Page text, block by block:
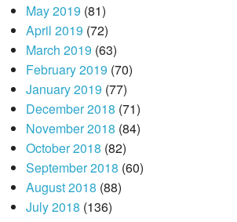
May 2019 (81)
April 2019 (72)
March 2019 (63)
February 2019 (70)
January 2019 (77)
December 2018 (71)
November 2018 (84)
October 2018 (82)
September 2018 (60)
August 2018 (88)
July 2018 (136)